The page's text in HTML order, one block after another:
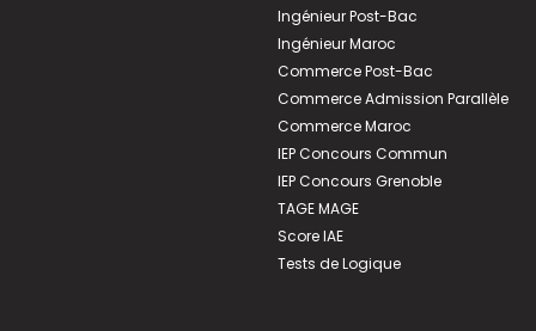
Ingénieur Post-Bac
Ingénieur Maroc
Commerce Post-Bac
Commerce Admission Parallèle
Commerce Maroc
IEP Concours Commun
IEP Concours Grenoble
TAGE MAGE
Score IAE
Tests de Logique